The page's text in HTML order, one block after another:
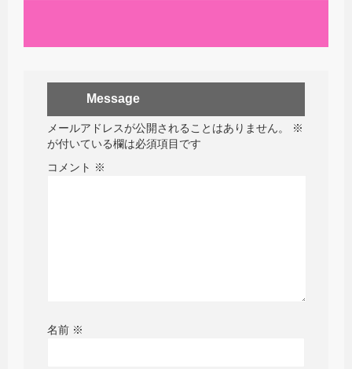
Message
メールアドレスが公開されることはありません。
※
が付いている欄は必須項目です
コメント ※
名前 ※